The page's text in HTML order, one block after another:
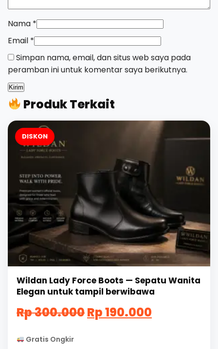
Nama *
Email *
Simpan nama, email, dan situs web saya pada
peramban ini untuk komentar saya berikutnya.
Produk Terkait
DISKON
Wildan Lady Force Boots — Sepatu Wanita
Elegan untuk tampil berwibawa
Rp300.000Harga
Rp190.000
Gratis Ongkir